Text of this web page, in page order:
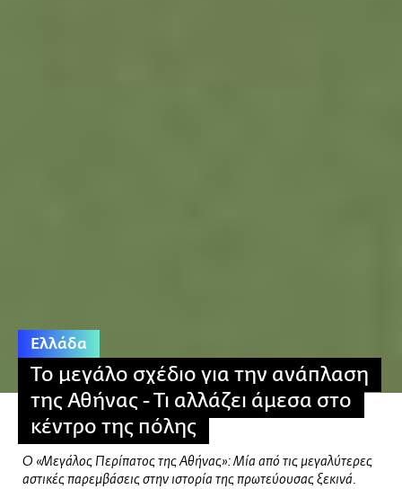
Ελλάδα
Το μεγάλο σχέδιο για την ανάπλαση
της Αθήνας - Τι αλλάζει άμεσα στο
κέντρο της πόλης
O «Μεγάλος Περίπατος της Αθήνας»: Μία από τις μεγαλύτερες
αστικές παρεμβάσεις στην ιστορία της πρωτεύουσας ξεκινά.